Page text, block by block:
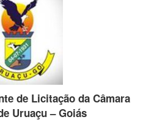
de Licitação da Câmara
Uruaçu – Goiás